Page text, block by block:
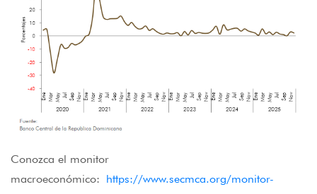
Conozca el monitor
macroeconómico: https://www.secmca.org/monitor-